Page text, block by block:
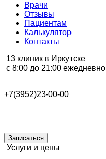
Врачи
Отзывы
Пациентам
Калькулятор
Контакты
13 клиник в Иркутске
с 8:00 до 21:00 ежедневно
+7(3952)23-00-00
Записаться
Услуги и цены